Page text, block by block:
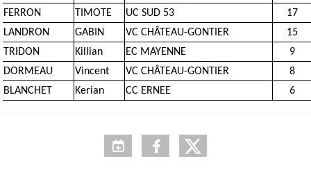
FERRON
TIMOTE UC SUD 53
17
LANDRON
GABIN VC CHÂTEAU-GONTIER
15
TRIDON
Killian EC MAYENNE
9
DORMEAU
Vincent VC CHÂTEAU-GONTIER
8
BLANCHET
Kerian CC ERNEE 6